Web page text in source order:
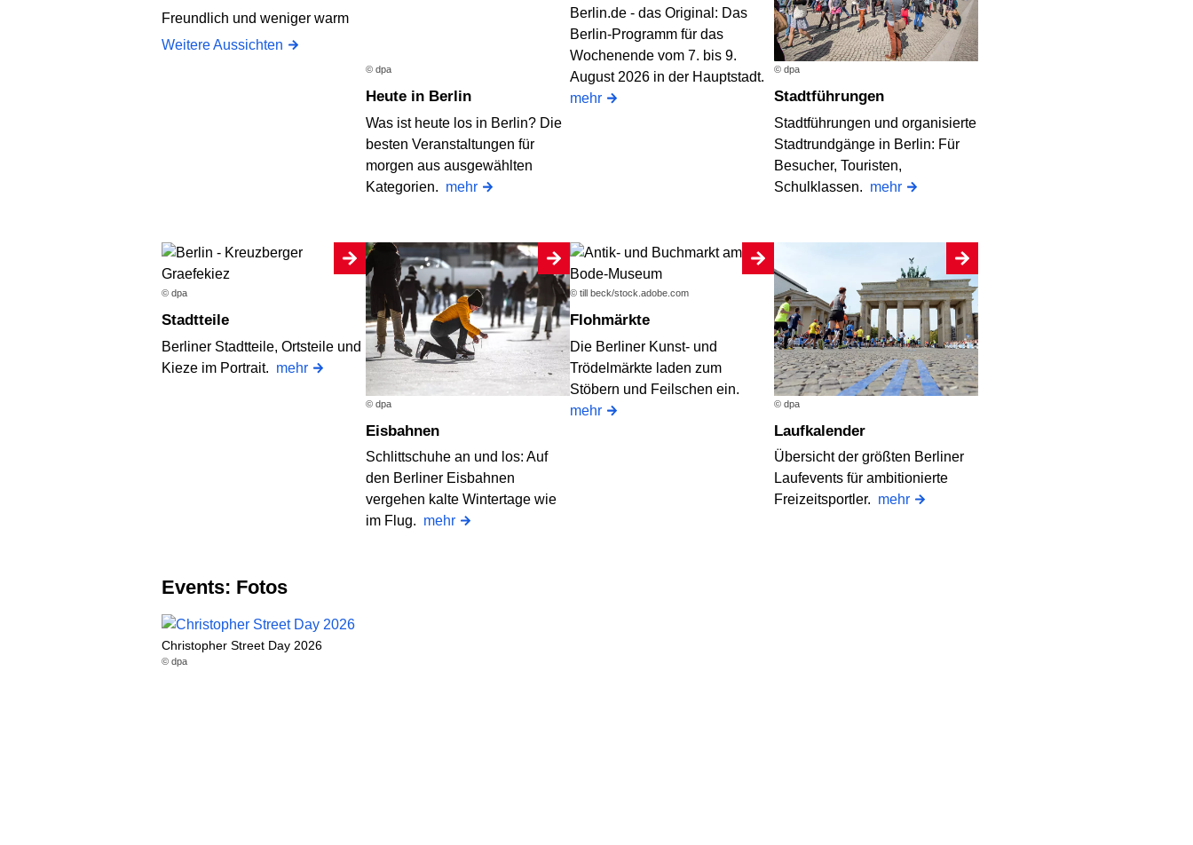
Freundlich und weniger warm
Weitere Aussichten
© dpa
Heute in Berlin
Was ist heute los in Berlin? Die
besten Veranstaltungen für
morgen aus ausgewählten
Kategorien. mehr
Berlin.de - das Original: Das
Berlin-Programm für das
Wochenende vom 7. bis 9.
August 2026 in der Hauptstadt.
mehr
© dpa
Stadtführungen
Stadtführungen und organisierte
Stadtrundgänge in Berlin: Für
Besucher, Touristen,
Schulklassen. mehr
© dpa
Stadtteile
Berliner Stadtteile, Ortsteile und
Kieze im Portrait. mehr
© dpa
Eisbahnen
Schlittschuhe an und los: Auf
den Berliner Eisbahnen
vergehen kalte Wintertage wie
im Flug. mehr
© till beck/stock.adobe.com
Flohmärkte
Die Berliner Kunst- und
Trödelmärkte laden zum
Stöbern und Feilschen ein.
mehr
© dpa
Laufkalender
Übersicht der größten Berliner
Laufevents für ambitionierte
Freizeitsportler. mehr
Events: Fotos
Christopher Street Day 2026
© dpa